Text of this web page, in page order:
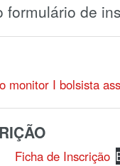
formulário de
monitor I bolsista
Ficha de Inscrição